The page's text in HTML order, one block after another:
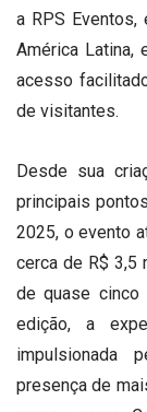
a RPS
América Latina,
acesso
de visitantes.
Desde sua
principais
2025, o evento
cerca de R$ 3,5
de quase cinco
edição, a
impulsionada
presença de